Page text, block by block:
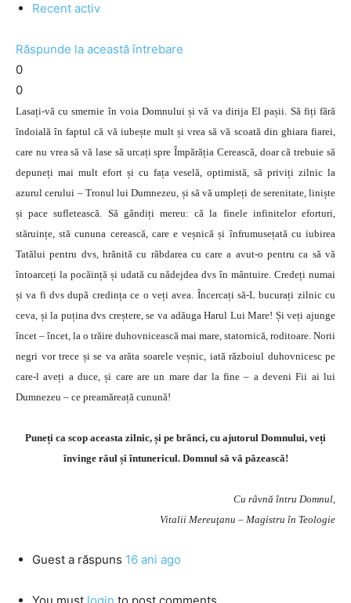
Recent activ
Răspunde la această întrebare
0
0
Lasați-vă cu smernie în voia Domnului și vă va dirija El pașii. Să fiți fără
îndoială în faptul că vă iubește mult și vrea să vă scoată din ghiara fiarei,
care nu vrea să vă lase să urcați spre Împărăția Cerească, doar că trebuie să
depuneți mai mult efort și cu fața veselă, optimistă, să priviți zilnic la
azurul cerului – Tronul lui Dumnezeu, și să vă umpleți de serenitate, liniște
și pace sufletească. Să gândiți mereu: că la finele infinitelor eforturi,
stăruințe, stă cununa cerească, care e veșnică și înfrumusețată cu iubirea
Tatălui pentru dvs, hrănită cu răbdarea cu care a avut-o pentru ca să vă
întoarceți la pocăință și udată cu nădejdea dvs în mântuire. Credeți numai
și va fi dvs după credința ce o veți avea. Încercați să-L bucurați zilnic cu
ceva, și la puțina dvs creștere, se va adăuga Harul Lui Mare! Și veți ajunge
încet – încet, la o trăire duhovnicească mai mare, statornică, roditoare. Norii
negri vor trece și se va arăta soarele veșnic, iată războiul duhovnicesc pe
care-l aveți a duce, și care are un mare dar la fine – a deveni Fii ai lui
Dumnezeu – ce preamăreață cunună!
Puneți ca scop aceasta zilnic, și pe brânci, cu ajutorul Domnului, veți
învinge răul și întunericul. Domnul să vă păzească!
Cu râvnă întru Domnul,
Vitalii Mereuţanu – Magistru în Teologie
Guest a răspuns 16 ani ago